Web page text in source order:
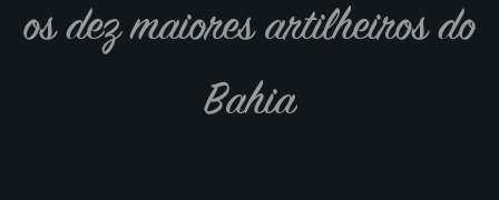
os dez maiores artilheiros do
Bahia